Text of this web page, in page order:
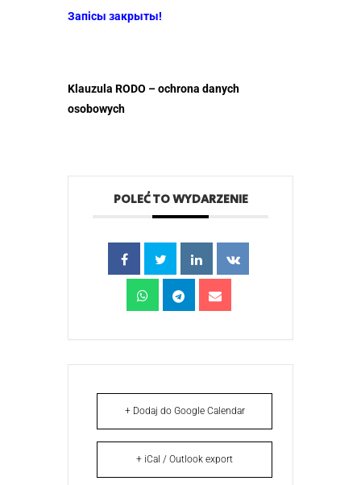
Запісы закрыты!
Klauzula RODO – ochrona danych
osobowych
POLEĆ TO WYDARZENIE
+ Dodaj do Google Calendar
+ iCal / Outlook export